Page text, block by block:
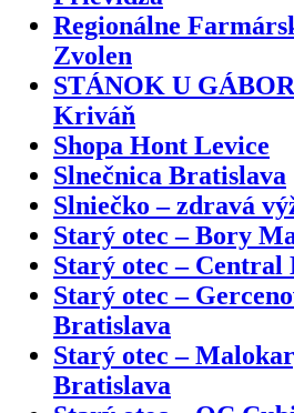
Regionálne
Zvolen
STÁNOK U
Kriváň
Shopa Hont Levice
Slnečnica Bratislava
Slniečko – zdravá
Starý otec – Bory
Starý otec – Central
Starý otec –
Bratislava
Starý otec –
Bratislava